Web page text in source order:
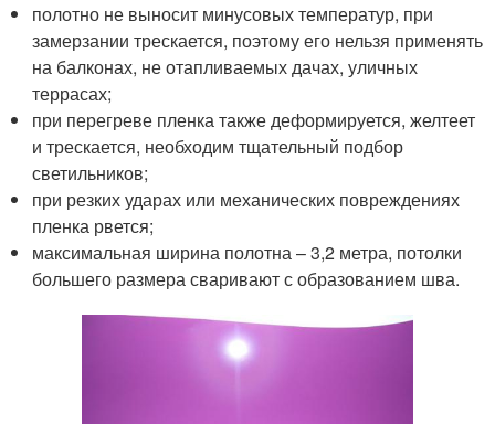
полотно не выносит минусовых температур, при
замерзании трескается, поэтому его нельзя применять
на балконах, не отапливаемых дачах, уличных
террасах;
при перегреве пленка также деформируется, желтеет
и трескается, необходим тщательный подбор
светильников;
при резких ударах или механических повреждениях
пленка рвется;
максимальная ширина полотна – 3,2 метра, потолки
большего размера сваривают с образованием шва.